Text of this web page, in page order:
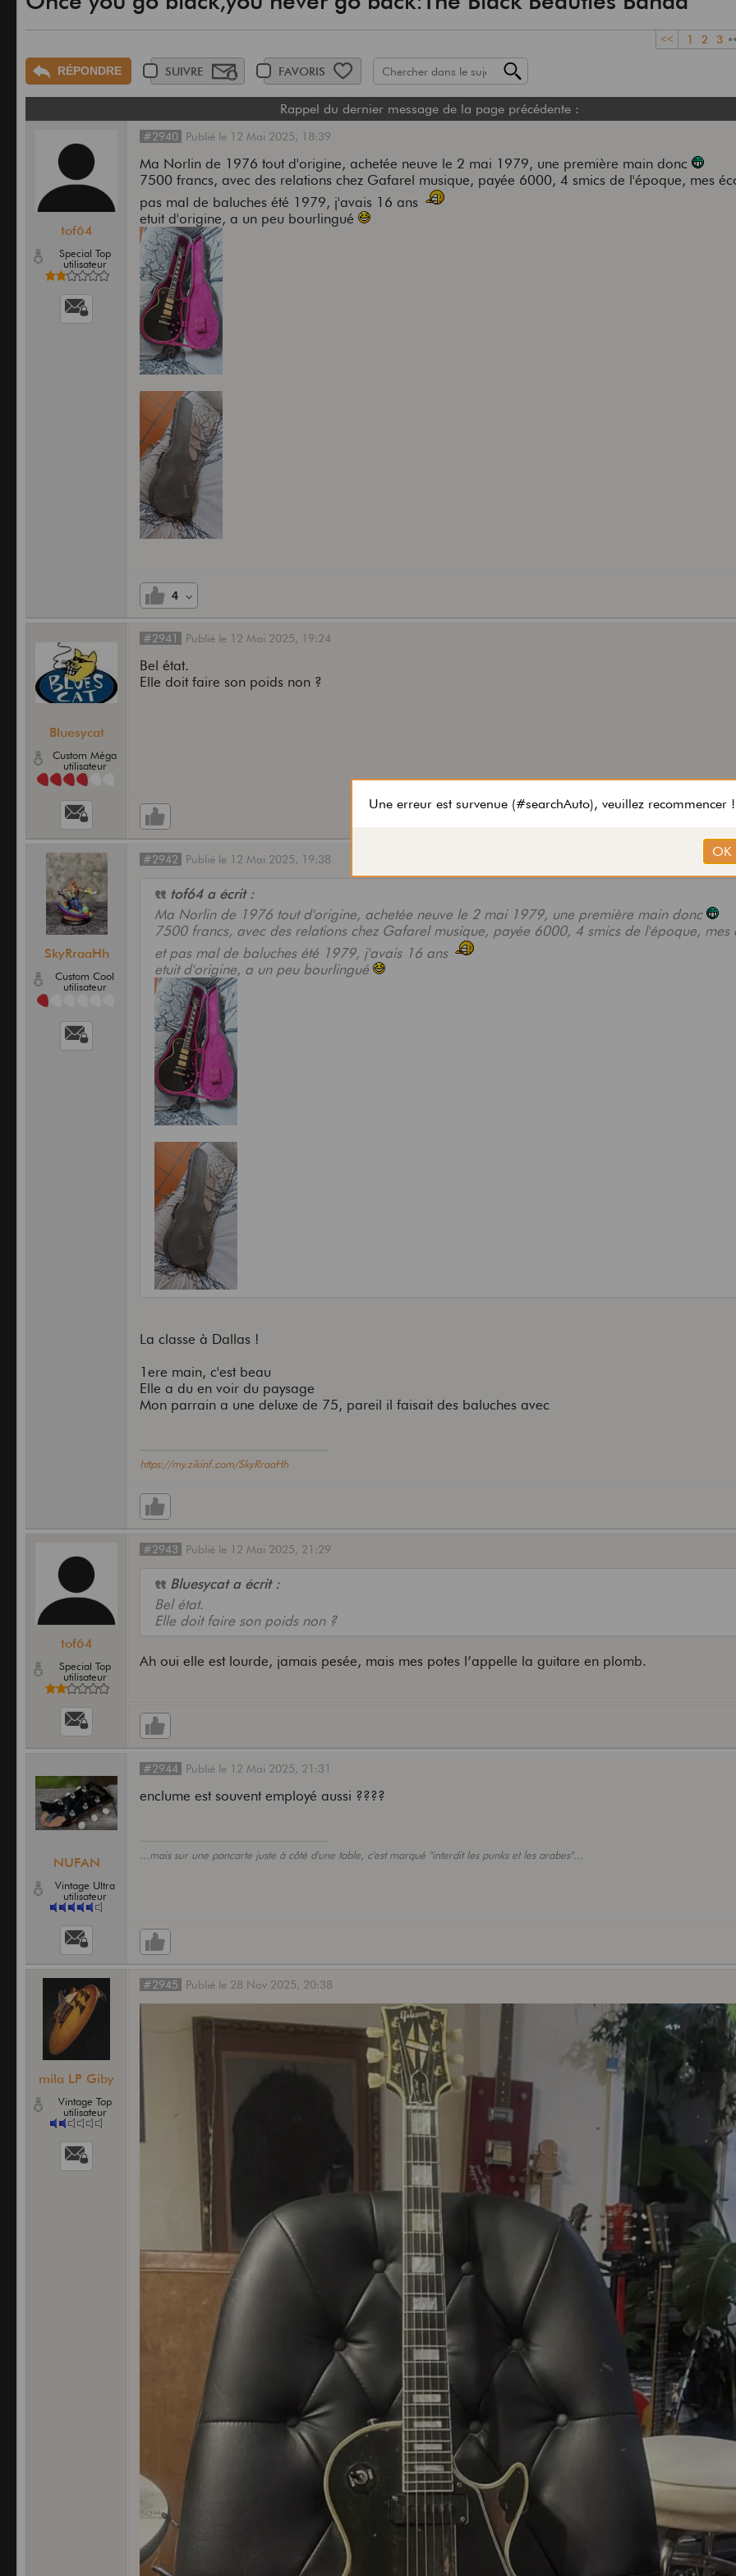
<< 1 2 3
RÉPONDRE SUIVRE FAVORIS
Rappel du dernier message de la page précédente :
tof64
Special Top
utilisateur
#2940 Publié le 12 Mai 2025, 18:39
Ma Norlin de 1976 tout d'origine, achetée neuve le 2 mai 1979, une première main donc
7500 francs, avec des relations chez Gafarel musique, payée 6000, 4 smics de l'époque, mes
pas mal de baluches été 1979, j'avais 16 ans
etuit d'origine, a un peu bourlingué
4
Bluesycat
Custom Méga
utilisateur
#2941 Publié le 12 Mai 2025, 19:24
Bel état.
Elle doit faire son poids non ?
SkyRraaHh
Custom Cool
utilisateur
#2942 Publié le 12 Mai 2025, 19:38
tof64 a écrit :
Ma Norlin de 1976 tout d'origine, achetée neuve le 2 mai 1979, une première main donc
7500 francs, avec des relations chez Gafarel musique, payée 6000, 4 smics de l'époque, mes
et pas mal de baluches été 1979, j'avais 16 ans
etuit d'origine, a un peu bourlingué
La classe à Dallas !
1ere main, c'est beau
Elle a du en voir du paysage
Mon parrain a une deluxe de 75, pareil il faisait des baluches avec
https://my.zikinf.com/SkyRraaHh
tof64
Special Top
utilisateur
#2943 Publié le 12 Mai 2025, 21:29
Bluesycat a écrit :
Bel état.
Elle doit faire son poids non ?
Ah oui elle est lourde, jamais pesée, mais mes potes l’appelle la guitare en plomb.
NUFAN
Vintage Ultra
utilisateur
#2944 Publié le 12 Mai 2025, 21:31
enclume est souvent employé aussi ????
...mais sur une pancarte juste à côté d'une table, c'est marqué "interdit les punks et les arabes"...
mila LP Giby
Vintage Top
utilisateur
#2945 Publié le 28 Nov 2025, 20:38